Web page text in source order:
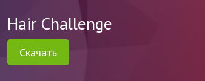
Hair Challenge
Скачать